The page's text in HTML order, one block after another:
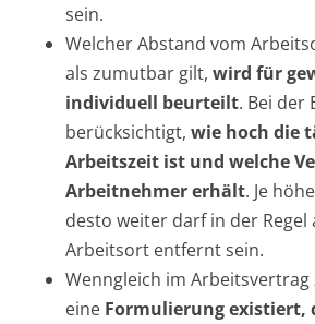
sein.
Welcher Abstand vom
als zumutbar gilt, wird für
individuell beurteilt. Bei der
berücksichtigt, wie hoch die
Arbeitszeit ist und welche
Arbeitnehmer erhält. Je
desto weiter darf in der Regel
Arbeitsort entfernt sein.
Wenngleich im
eine Formulierung existiert,